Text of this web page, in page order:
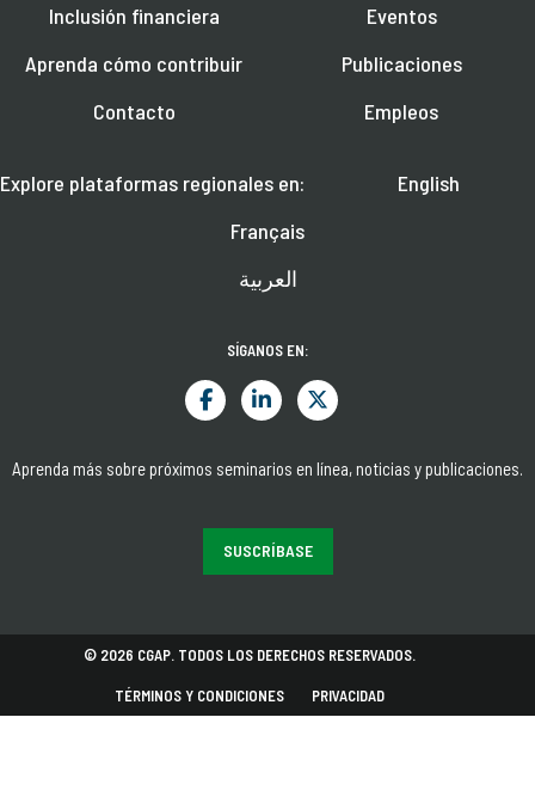
Inclusión financiera
Aprenda cómo contribuir
Contacto
Eventos
Publicaciones
Empleos
Explore plataformas regionales en:
English
Français
العربية
SÍGANOS EN:
Aprenda más sobre próximos seminarios en línea, noticias y publicaciones.
SUSCRÍBASE
© 2026 CGAP. TODOS LOS DERECHOS RESERVADOS.
TÉRMINOS Y CONDICIONES PRIVACIDAD